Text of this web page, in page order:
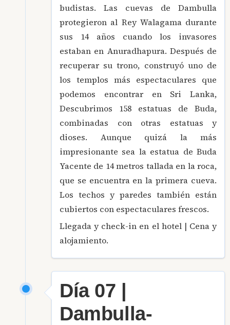
budistas. Las cuevas de Dambulla
protegieron al Rey Walagama durante
sus 14 años cuando los invasores
estaban en Anuradhapura. Después de
recuperar su trono, construyó uno de
los templos más espectaculares que
podemos encontrar en Sri Lanka,
Descubrimos 158 estatuas de Buda,
combinadas con otras estatuas y
dioses. Aunque quizá la más
impresionante sea la estatua de Buda
Yacente de 14 metros tallada en la roca,
que se encuentra en la primera cueva.
Los techos y paredes también están
cubiertos con espectaculares frescos.
Llegada y check-in en el hotel | Cena y
alojamiento.
Día 07 |
Dambulla-